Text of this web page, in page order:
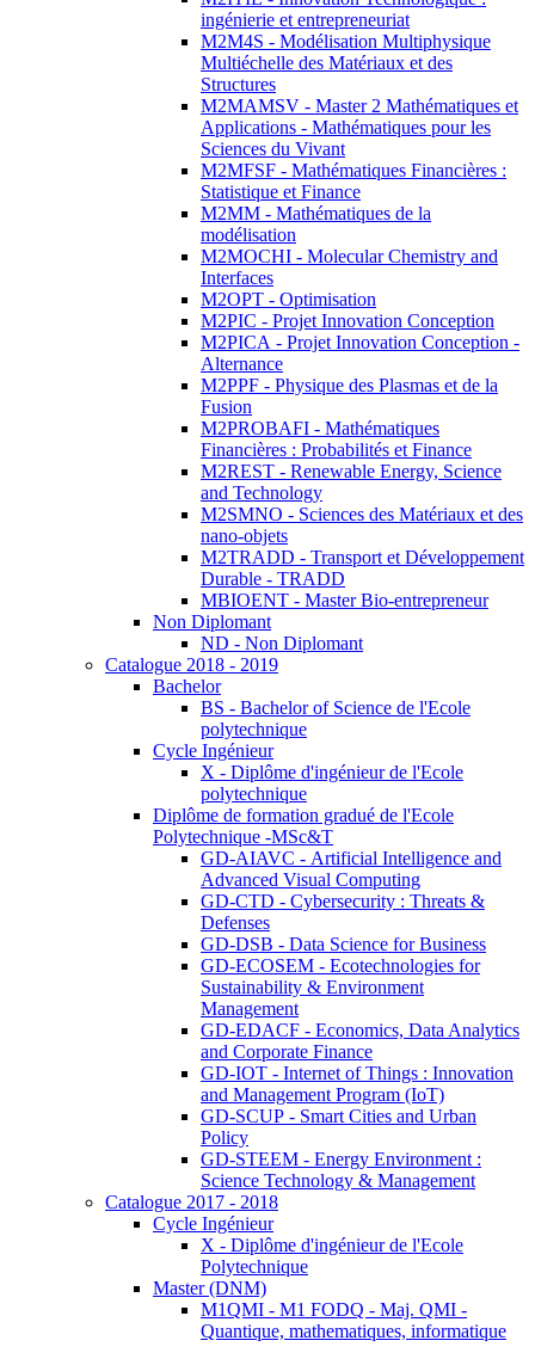
ingénierie et entrepreneuriat
M2M4S - Modélisation Multiphysique
Multiéchelle des Matériaux et des
Structures
M2MAMSV - Master 2 Mathématiques et
Applications - Mathématiques pour les
Sciences du Vivant
M2MFSF - Mathématiques Financières :
Statistique et Finance
M2MM - Mathématiques de la
modélisation
M2MOCHI - Molecular Chemistry and
Interfaces
M2OPT - Optimisation
M2PIC - Projet Innovation Conception
M2PICA - Projet Innovation Conception -
Alternance
M2PPF - Physique des Plasmas et de la
Fusion
M2PROBAFI - Mathématiques
Financières : Probabilités et Finance
M2REST - Renewable Energy, Science
and Technology
M2SMNO - Sciences des Matériaux et des
nano-objets
M2TRADD - Transport et Développement
Durable - TRADD
MBIOENT - Master Bio-entrepreneur
Non Diplomant
ND - Non Diplomant
Catalogue 2018 - 2019
Bachelor
BS - Bachelor of Science de l'Ecole
polytechnique
Cycle Ingénieur
X - Diplôme d'ingénieur de l'Ecole
polytechnique
Diplôme de formation gradué de l'Ecole
Polytechnique -MSc&T
GD-AIAVC - Artificial Intelligence and
Advanced Visual Computing
GD-CTD - Cybersecurity : Threats &
Defenses
GD-DSB - Data Science for Business
GD-ECOSEM - Ecotechnologies for
Sustainability & Environment
Management
GD-EDACF - Economics, Data Analytics
and Corporate Finance
GD-IOT - Internet of Things : Innovation
and Management Program (IoT)
GD-SCUP - Smart Cities and Urban
Policy
GD-STEEM - Energy Environment :
Science Technology & Management
Catalogue 2017 - 2018
Cycle Ingénieur
X - Diplôme d'ingénieur de l'Ecole
Polytechnique
Master (DNM)
M1QMI - M1 FODQ - Maj. QMI -
Quantique, mathematiques, informatique